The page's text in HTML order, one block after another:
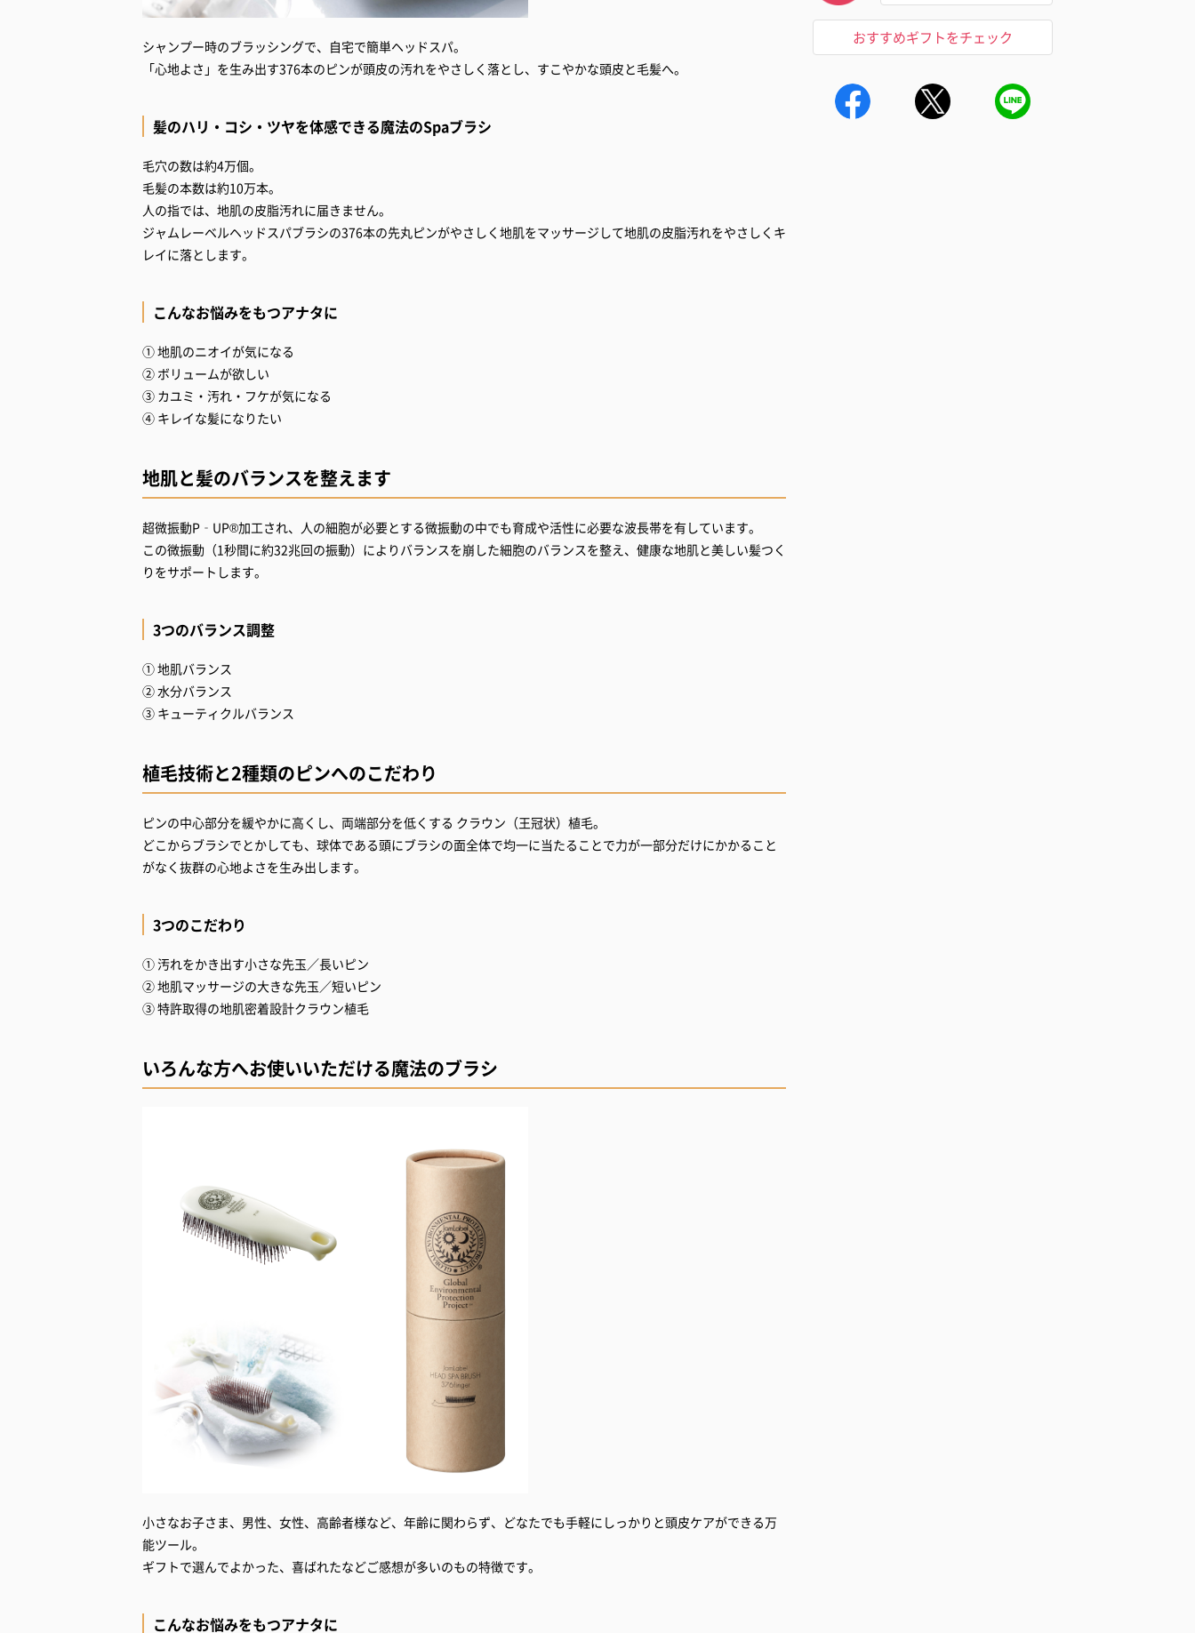
シャンプー時のブラッシングで、自宅で簡単ヘッドスパ。
「心地よさ」を生み出す376本のピンが頭皮の汚れをやさしく落とし、すこやかな頭皮と毛髪へ。
髪のハリ・コシ・ツヤを体感できる魔法のSpaブラシ
毛穴の数は約4万個。
毛髪の本数は約10万本。
人の指では、地肌の皮脂汚れに届きません。
ジャムレーベルヘッドスパブラシの376本の先丸ピンがやさしく地肌をマッサージして地肌の皮脂汚れをやさしくキ
レイに落とします。
こんなお悩みをもつアナタに
① 地肌のニオイが気になる
② ボリュームが欲しい
③ カユミ・汚れ・フケが気になる
④ キレイな髪になりたい
地肌と髪のバランスを整えます
超微振動P‐UP®加工され、人の細胞が必要とする微振動の中でも育成や活性に必要な波長帯を有しています。
この微振動（1秒間に約32兆回の振動）によりバランスを崩した細胞のバランスを整え、健康な地肌と美しい髪つく
りをサポートします。
3つのバランス調整
① 地肌バランス
② 水分バランス
③ キューティクルバランス
植毛技術と2種類のピンへのこだわり
ピンの中心部分を緩やかに高くし、両端部分を低くする クラウン（王冠状）植毛。
どこからブラシでとかしても、球体である頭にブラシの面全体で均一に当たることで力が一部分だけにかかること
がなく抜群の心地よさを生み出します。
3つのこだわり
① 汚れをかき出す小さな先玉／長いピン
② 地肌マッサージの大きな先玉／短いピン
③ 特許取得の地肌密着設計クラウン植毛
いろんな方へお使いいただける魔法のブラシ
小さなお子さま、男性、女性、高齢者様など、年齢に関わらず、どなたでも手軽にしっかりと頭皮ケアができる万
能ツール。
ギフトで選んでよかった、喜ばれたなどご感想が多いのもの特徴です。
こんなお悩みをもつアナタに
おすすめギフトをチェック